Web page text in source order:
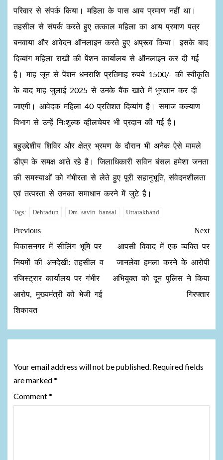
परिवार से संपर्क किया। महिला के पास आय प्रमाण नहीं था।
तहसील से संपर्क करते हुए तत्काल महिला का आय प्रमाण पत्र
बनवाया और आवेदन ऑनलाइन करते हुए अप्रूव किया। इसके बाद
दिव्यांग महिला राखी की पेंशन कार्यालय से ऑनलाइन कर दी गई
है। माह जून से पेंशन धनराशि प्रतिमाह रुपये 1500/- की स्वीकृति
के बाद माह जुलाई 2025 से उनके बैंक खाते में भुगतान कर दी
जाएगी। आवेदक महिला 40 प्रतिशत दिव्यांग है। समाज कल्याण
विभाग से उन्हें निःशुल्क व्हीलचेयर भी प्रदान की गई है।
बहुउद्देशीय शिविर और क्षेत्र भ्रमण के दौरान भी अनेक ऐसे मामले
डीएम के समक्ष आते रहे है। जिलाधिकारी सविन बंसल हमेशा जनता
की समस्याओं को गंभीरता से लेते हुए पूरी सहानुभूति, संवेदनशीलता
एवं तत्परता से उनका समाधान करने में जुटे है।
Tags: Dehradun Dm savin bansal Uttarakhand
Previous
विकासनगर में सीलिंग भूमि पर
नियमों की अनदेखी: तहसील व
रजिस्ट्रार कार्यालय पर गंभीर
आरोप, मुख्यमंत्री को भेजी गई
शिकायत
Next
आपसी विवाद में एक व्यक्ति पर
जानलेवा हमला करने के आरोपी
अभियुक्त को दून पुलिस ने किया
गिरफ्तार
Your email address will not be published. Required fields
are marked*
Comment*